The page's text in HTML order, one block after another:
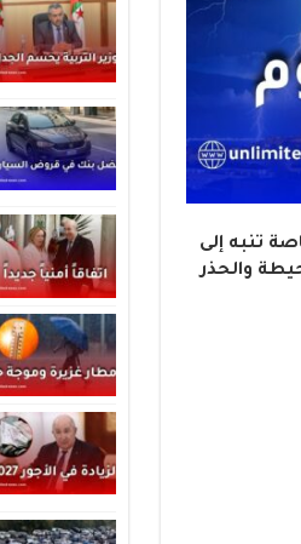
تنبه إلى
والحذر